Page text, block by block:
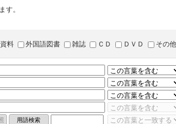
す。
料 外国語図書 雑誌 ＣＤ ＤＶＤ その